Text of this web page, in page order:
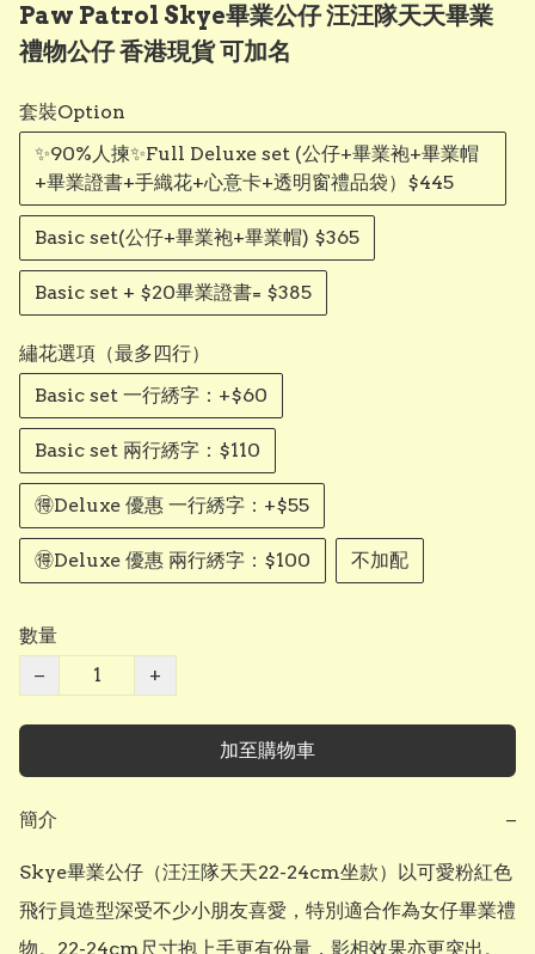
Paw Patrol Skye畢業公仔 汪汪隊天天畢業
禮物公仔 香港現貨 可加名
套裝Option
✨90%人揀✨Full Deluxe set (公仔+畢業袍+畢業帽
+畢業證書+手織花+心意卡+透明窗禮品袋）$445
Basic set(公仔+畢業袍+畢業帽) $365
Basic set + $20畢業證書= $385
繡花選項（最多四行）
Basic set 一行綉字：+$60
Basic set 兩行綉字：$110
🉐Deluxe 優惠 一行綉字：+$55
🉐Deluxe 優惠 兩行綉字：$100 不加配
數量
−
+
加至購物車
簡介 −
Skye畢業公仔（汪汪隊天天22-24cm坐款）以可愛粉紅色
飛行員造型深受不少小朋友喜愛，特別適合作為女仔畢業禮
物。22-24cm尺寸抱上手更有份量，影相效果亦更突出。